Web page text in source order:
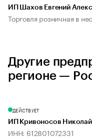
ИП Шахов Евгений
Торговля розничная в
Другие
регионе —
ДЕЙСТВУЕТ
ИП Кривоносов
ИНН: 612801072331